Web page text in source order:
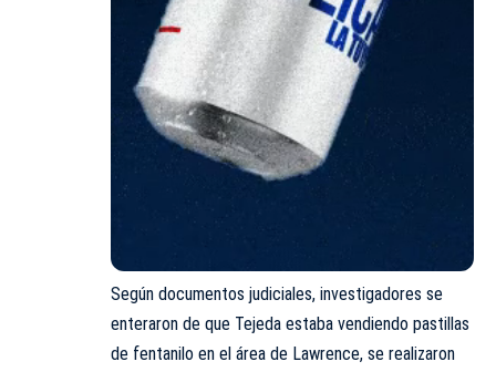
Según documentos judiciales, investigadores se
enteraron de que Tejeda estaba vendiendo pastillas
de fentanilo en el área de Lawrence, se realizaron